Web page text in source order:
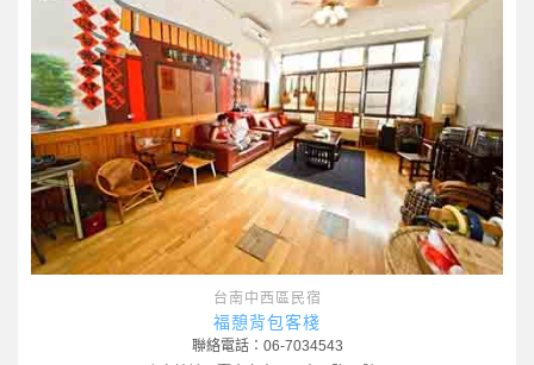
台南中西區民宿
福憩背包客棧
聯絡電話：06-7034543